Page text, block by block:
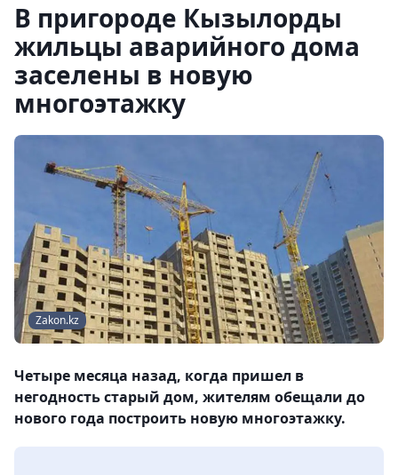
В пригороде Кызылорды
жильцы аварийного дома
заселены в новую
многоэтажку
Zakon.kz
Четыре месяца назад, когда пришел в
негодность старый дом, жителям обещали до
нового года построить новую многоэтажку.